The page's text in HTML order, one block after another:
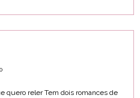
quero reler Tem dois romances de